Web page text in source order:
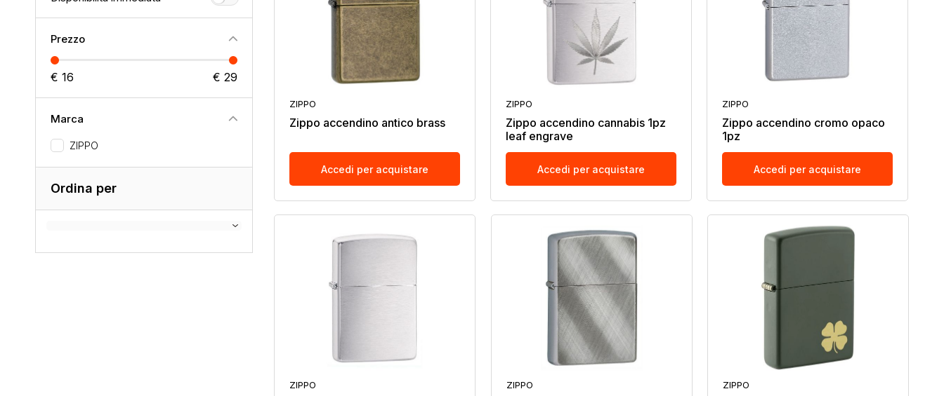
Prezzo
€ 16 € 29
Marca
ZIPPO
Ordina per
ZIPPO
Zippo accendino antico brass
Accedi per acquistare
ZIPPO
Zippo accendino cannabis 1pz
leaf engrave
Accedi per acquistare
ZIPPO
Zippo accendino cromo opaco
1pz
Accedi per acquistare
ZIPPO ZIPPO ZIPPO